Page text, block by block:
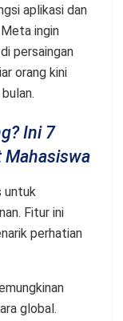
aplikasi dan
ingin
persaingan
orang kini
Ini 7
Mahasiswa
untuk
Fitur ini
perhatian
global.